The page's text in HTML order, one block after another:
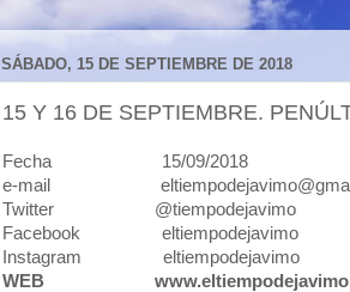
SÁBADO, 15 DE SEPTIEMBRE DE 2018
15 Y 16 DE SEPTIEMBRE.
Fecha 15/09/2018
e-mail
Twitter @tiempodejavimo
Facebook eltiempodejavimo
Instagram eltiempodejavimo
WEB